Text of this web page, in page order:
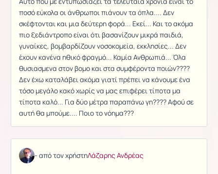
ποσό εύκολα οι άνθρωποι πιάνουν τα όπλα.... Δεν
σκέφτονται και μια δεύτερη φορά... Εκεί... Και το ακόμα
πιο ξεδιάντροπο είναι ότι βασανίζουν μικρά παιδιά,
γυναίκες, βομβαρδίζουν νοσοκομεία, εκκλησίες... Δεν
έχουν κανένα ηθικό φραγμό... Καμία Ανθρωπιά... Όλα
θυσιασμενα στον βομο και στα συμφέροντα ποιών????
Δεν έχω καταλάβει ακόμα γιατί πρέπει να κάνουμε ένα
τόσο μεγάλο κακό χωρίς να μας επιφέρει τίποτα μα
τίποτα καλό... Για δύο μέτρα παραπάνω γη???? Αφού σε
αυτή θα μπούμε.... Ποιο το νόημα???
- από τον χρήστηΛάζαρης Ανδρέας